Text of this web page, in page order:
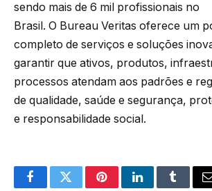
sendo mais de 6 mil profissionais no
Brasil. O Bureau Veritas oferece um
completo de serviços e soluções
garantir que ativos, produtos,
processos atendam aos padrões e
de qualidade, saúde e segurança,
e responsabilidade social.
FacebookTwitterPinterestLinkedInTumblr